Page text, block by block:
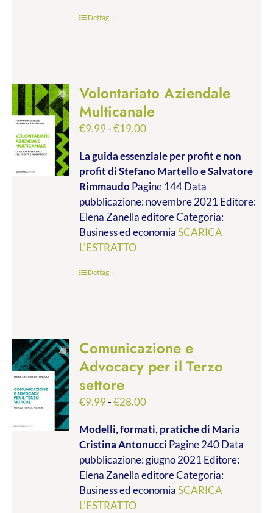
Dettagli
Volontariato Aziendale
Multicanale
€9.99-€19.00Fascia
prezzo:
da
€9.99
a
€19.00
La guida essenziale per profit e non
profitdi Stefano Martello e Salvatore
RimmaudoPagine 144 Data
pubblicazione: novembre 2021 Editore:
Elena Zanella editore Categoria:
Business ed economiaSCARICA
L'ESTRATTO
Dettagli
Comunicazione e
Advocacy per il Terzo
settore
€9.99-€28.00Fascia
prezzo:
da
€9.99
a
€28.00
Modelli, formati, pratichedi Maria
Cristina Antonucci Pagine 240 Data
pubblicazione: giugno 2021 Editore:
Elena Zanella editore Categoria:
Business ed economiaSCARICA
L'ESTRATTO